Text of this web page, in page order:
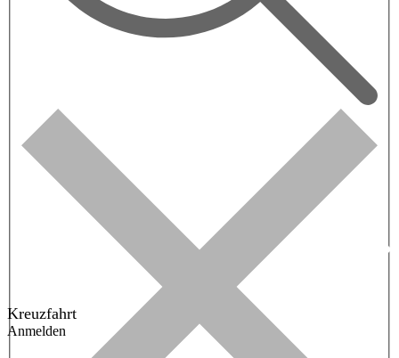
Kreuzfahrt
Anmelden